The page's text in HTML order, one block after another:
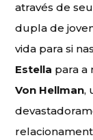
através de
dupla de
vida para si
Estella para a
Von Hellman,